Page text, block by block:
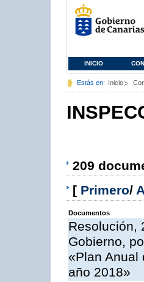
INICIO
Estás en: Inicio
209
[ Primero/
Documentos
Resolución,
Gobierno,
«Plan Anual
año 2018»